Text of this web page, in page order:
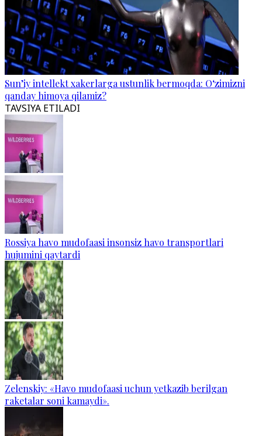
Sun’iy intellekt xakerlarga ustunlik bermoqda: O‘zimizni
qanday himoya qilamiz?
TAVSIYA ETILADI
Rossiya havo mudofaasi insonsiz havo transportlari
hujumini qaytardi
Zelenskiy: «Havo mudofaasi uchun yetkazib berilgan
raketalar soni kamaydi».